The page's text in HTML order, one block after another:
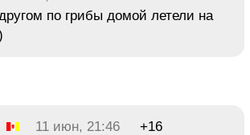
по грибы домой летели на
11 июн, 21:46
+16